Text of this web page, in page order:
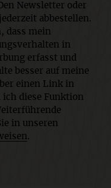
Newsletter oder
abbestellen.
dass mein
in
erfasst und
besser auf meine
einen Link in
diese Funktion
in unseren
.